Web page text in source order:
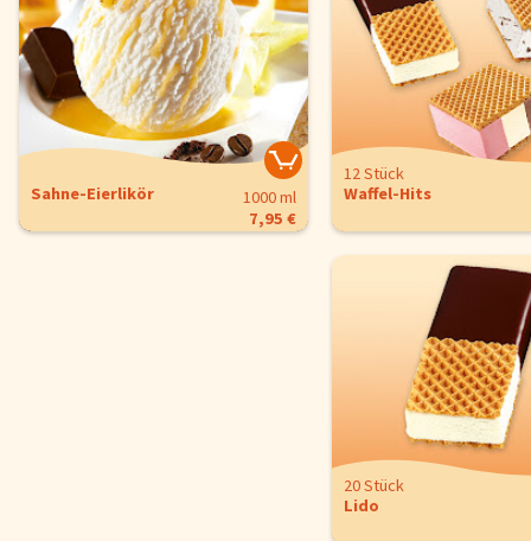
Sahne-Eierlikör
1000 ml
7,95 €
12 Stück
Waffel-Hits
12 Stück
1800 ml
20 Stück
Lido
Alle
Konfigurieren